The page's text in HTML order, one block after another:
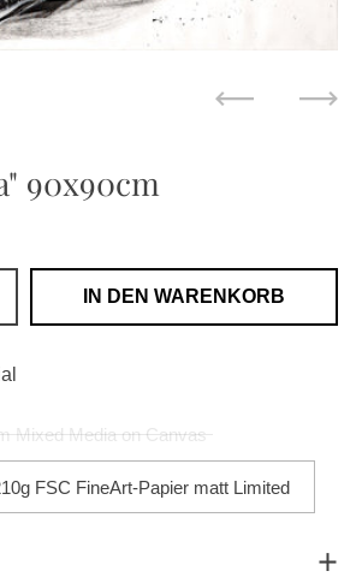
90x90cm
IN DEN WARENKORB
Mixed Media on Canvas
FSC FineArt-Papier matt Limited